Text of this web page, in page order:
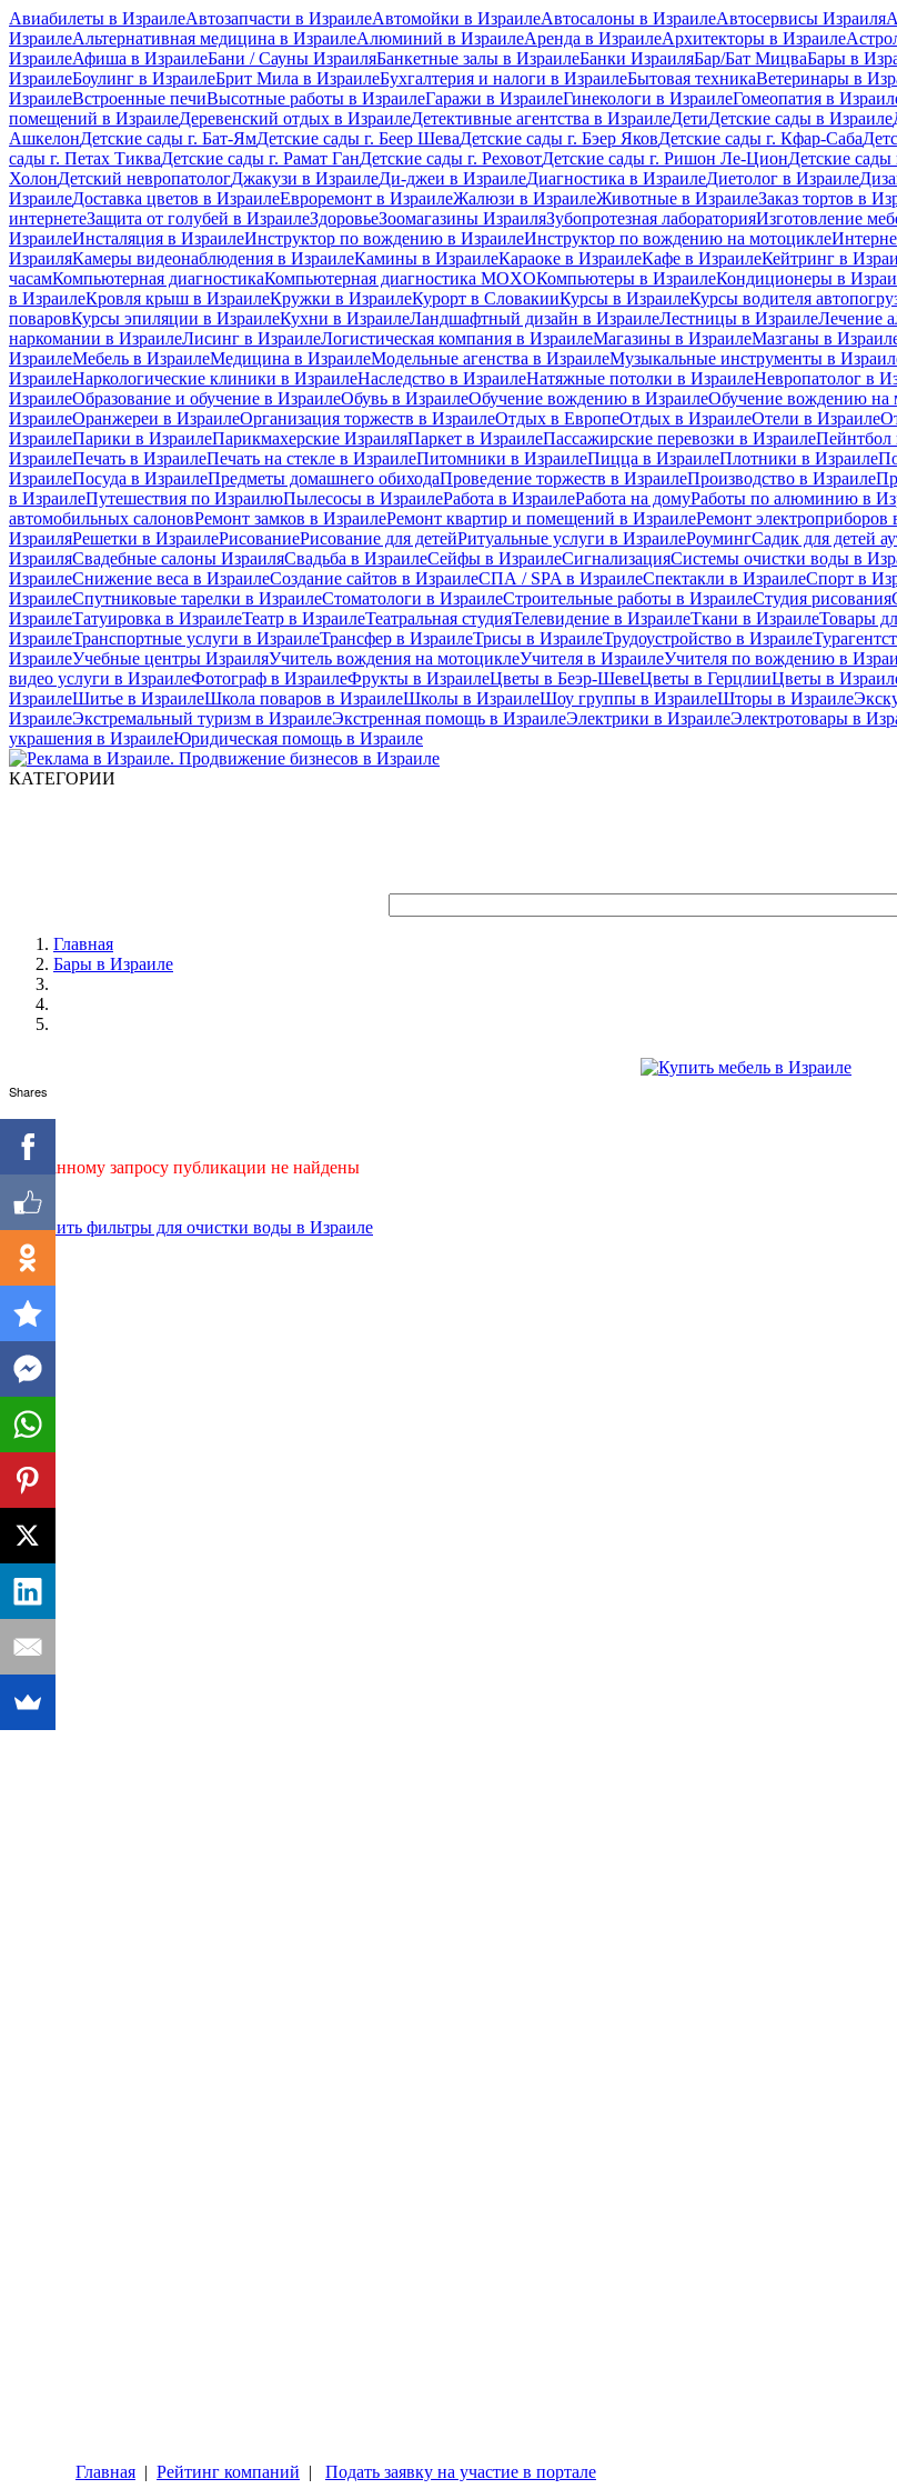
Авиабилеты в ИзраилеАвтозапчасти в ИзраилеАвтомойки в ИзраилеАвтосалоны в ИзраилеАвтосервисы Израиля
ИзраилеАльтернативная медицина в ИзраилеАлюминий в ИзраилеАренда в ИзраилеАрхитекторы в Израиле
ИзраилеАфиша в ИзраилеБани / Сауны ИзраиляБанкетные залы в ИзраилеБанки ИзраиляБар/Бат МицваБары в
ИзраилеБоулинг в ИзраилеБрит Мила в ИзраилеБухгалтерия и налоги в ИзраилеБытовая техникаВетеринары в
ИзраилеВстроенные печиВысотные работы в ИзраилеГаражи в ИзраилеГинекологи в ИзраилеГомеопатия в
помещений в ИзраилеДеревенский отдых в ИзраилеДетективные агентства в ИзраилеДетиДетские сады в Израиле
АшкелонДетские сады г. Бат-ЯмДетские сады г. Беер ШеваДетские сады г. Бэер ЯковДетские сады г. Кфар-Саба
сады г. Петах ТикваДетские сады г. Рамат ГанДетские сады г. РеховотДетские сады г. Ришон Ле-ЦионДетские сады
ХолонДетский невропатологДжакузи в ИзраилеДи-джеи в ИзраилеДиагностика в ИзраилеДиетолог в Израиле
ИзраилеДоставка цветов в ИзраилеЕвроремонт в ИзраилеЖалюзи в ИзраилеЖивотные в ИзраилеЗаказ тортов в
интернетеЗащита от голубей в ИзраилеЗдоровьеЗоомагазины ИзраиляЗубопротезная лабораторияИзготовление
ИзраилеИнсталяция в ИзраилеИнструктор по вождению в ИзраилеИнструктор по вождению на мотоцикле
ИзраиляКамеры видеонаблюдения в ИзраилеКамины в ИзраилеКараоке в ИзраилеКафе в ИзраилеКейтринг в
часамКомпьютерная диагностикаКомпьютерная диагностика MOXOКомпьютеры в ИзраилеКондиционеры в
в ИзраилеКровля крыш в ИзраилеКружки в ИзраилеКурорт в СловакииКурсы в ИзраилеКурсы водителя
поваровКурсы эпиляции в ИзраилеКухни в ИзраилеЛандшафтный дизайн в ИзраилеЛестницы в ИзраилеЛечение
наркомании в ИзраилеЛисинг в ИзраилеЛогистическая компания в ИзраилеМагазины в ИзраилеМазганы в
ИзраилеМебель в ИзраилеМедицина в ИзраилеМодельные агенства в ИзраилеМузыкальные инструменты в
ИзраилеНаркологические клиники в ИзраилеНаследство в ИзраилеНатяжные потолки в ИзраилеНевропатолог в
ИзраилеОбразование и обучение в ИзраилеОбувь в ИзраилеОбучение вождению в ИзраилеОбучение вождению на
ИзраилеОранжереи в ИзраилеОрганизация торжеств в ИзраилеОтдых в ЕвропеОтдых в ИзраилеОтели в Израиле
ИзраилеПарики в ИзраилеПарикмахерские ИзраиляПаркет в ИзраилеПассажирские перевозки в ИзраилеПейнтбол
ИзраилеПечать в ИзраилеПечать на стекле в ИзраилеПитомники в ИзраилеПицца в ИзраилеПлотники в Израиле
ИзраилеПосуда в ИзраилеПредметы домашнего обиходаПроведение торжеств в ИзраилеПроизводство в Израиле
в ИзраилеПутешествия по ИзраилюПылесосы в ИзраилеРабота в ИзраилеРабота на домуРаботы по алюминию в
автомобильных салоновРемонт замков в ИзраилеРемонт квартир и помещений в ИзраилеРемонт электроприборов
ИзраиляРешетки в ИзраилеРисованиеРисование для детейРитуальные услуги в ИзраилеРоумингСадик для детей
ИзраиляСвадебные салоны ИзраиляСвадьба в ИзраилеСейфы в ИзраилеСигнализацияСистемы очистки воды в
ИзраилеСнижение веса в ИзраилеСоздание сайтов в ИзраилеСПА / SPA в ИзраилеСпектакли в ИзраилеСпорт в
ИзраилеСпутниковые тарелки в ИзраилеСтоматологи в ИзраилеСтроительные работы в ИзраилеСтудия рисования
ИзраилеТатуировка в ИзраилеТеатр в ИзраилеТеатральная студияТелевидение в ИзраилеТкани в ИзраилеТовары
ИзраилеТранспортные услуги в ИзраилеТрансфер в ИзраилеТрисы в ИзраилеТрудоустройство в Израиле
ИзраилеУчебные центры ИзраиляУчитель вождения на мотоциклеУчителя в ИзраилеУчителя по вождению в
видео услуги в ИзраилеФотограф в ИзраилеФрукты в ИзраилеЦветы в Беэр-ШевеЦветы в ГерцлииЦветы в
ИзраилеШитье в ИзраилеШкола поваров в ИзраилеШколы в ИзраилеШоу группы в ИзраилеШторы в Израиле
ИзраилеЭкстремальный туризм в ИзраилеЭкстренная помощь в ИзраилеЭлектрики в ИзраилеЭлектротовары в
украшения в ИзраилеЮридическая помощь в Израиле
КАТЕГОРИИ
Главная
Бары в Израиле
По данному запросу публикации не найдены
Главная | Рейтинг компаний | Подать заявку на участие в портале
Shares